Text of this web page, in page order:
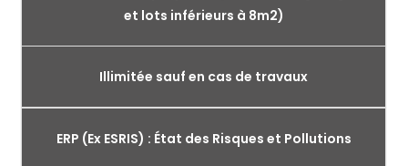
et lots inférieurs à 8m2)
Illimitée sauf en cas de travaux
ERP (Ex ESRIS) : État des Risques et Pollutions